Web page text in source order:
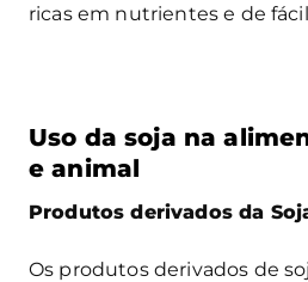
ricas em nutrientes e de
Uso da soja na
e animal
Produtos derivados da
Os produtos derivados de